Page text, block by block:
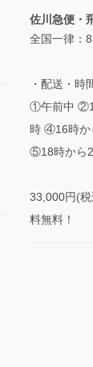
佐川急便・
全国一律：
・配送・時
①午前中
時 ④16時か
⑤18時から
33,000円(
料無料！